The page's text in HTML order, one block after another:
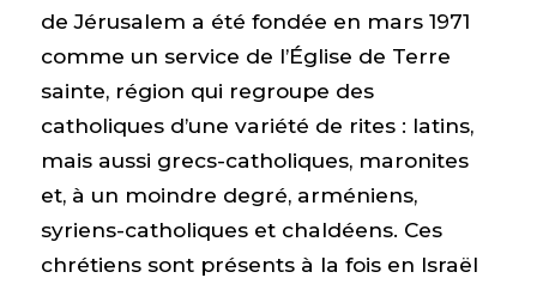
de Jérusalem a été fondée en mars 1971
comme un service de l’Église de Terre
sainte, région qui regroupe des
catholiques d’une variété de rites : latins,
mais aussi grecs-catholiques, maronites
et, à un moindre degré, arméniens,
syriens-catholiques et chaldéens. Ces
chrétiens sont présents à la fois en Israël